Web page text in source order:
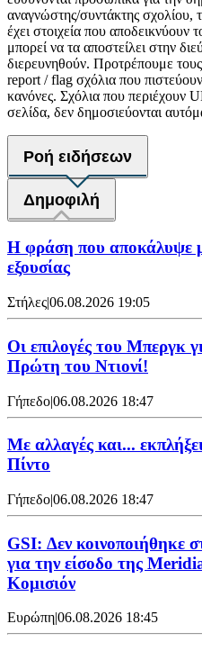
αναγνώστης/συντάκτης σχολίου,
έχει στοιχεία που αποδεικνύουν
μπορεί να τα αποστείλει στην
διερευνηθούν. Προτρέπουμε
report / flag σχόλια που
κανόνες. Σχόλια που περιέχουν
σελίδα, δεν δημοσιεύονται
Ροή ειδήσεων
Δημοφιλή
Η φράση που αποκάλυψε
εξουσίας
Στήλες|06.08.2026 19:05
Οι επιλογές του Μπεργκ
Πρώτη του Ντιονί!
Γήπεδο|06.08.2026 18:47
Με αλλαγές και...
Πίντο
Γήπεδο|06.08.2026 18:47
GSI: Δεν κοινοποιήθηκε
για την είσοδο της
Κομισιόν
Ευρώπη|06.08.2026 18:45